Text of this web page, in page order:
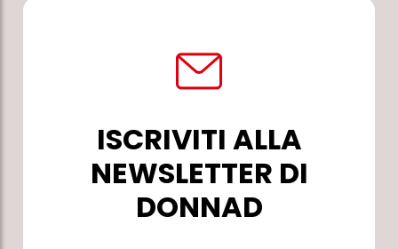
ISCRIVITI ALLA
NEWSLETTER DI
DONNAD